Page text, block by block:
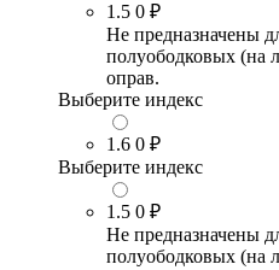
1.5 0 ₽
Не предназначены
полуободковых (на
оправ.
Выберите индекс
1.6 0 ₽
Выберите индекс
1.5 0 ₽
Не предназначены
полуободковых (на